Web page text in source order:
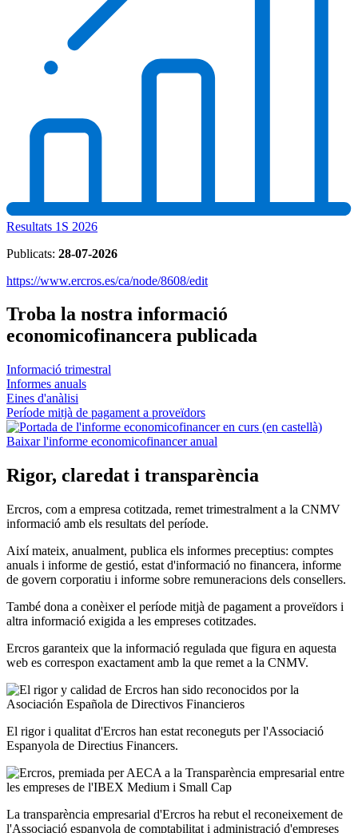
Resultats 1S 2026
Publicats: 28-07-2026
https://www.ercros.es/ca/node/8608/edit
Troba la nostra informació
economicofinancera publicada
Informació trimestral
Informes anuals
Eines d'anàlisi
Període mitjà de pagament a proveïdors
Baixar l'informe economicofinancer anual
Rigor, claredat i transparència
Ercros, com a empresa cotitzada, remet trimestralment a la CNMV
informació amb els resultats del període.
Així mateix, anualment, publica els informes preceptius: comptes
anuals i informe de gestió, estat d'informació no financera, informe
de govern corporatiu i informe sobre remuneracions dels consellers.
També dona a conèixer el període mitjà de pagament a proveïdors i
altra informació exigida a les empreses cotitzades.
Ercros garanteix que la informació regulada que figura en aquesta
web es correspon exactament amb la que remet a la CNMV.
El rigor i qualitat d'Ercros han estat reconeguts per l'Associació
Espanyola de Directius Financers.
La transparència empresarial d'Ercros ha rebut el reconeixement de
l'Associació espanyola de comptabilitat i administració d'empreses